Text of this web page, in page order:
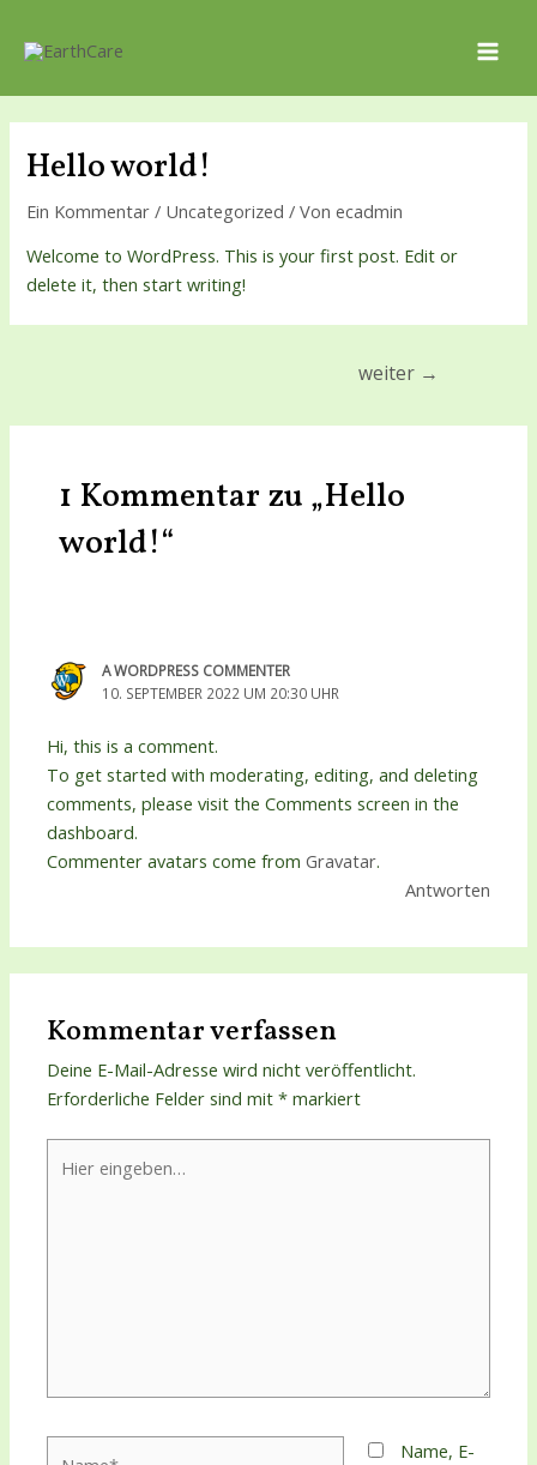
Inhalt
Hello world!
Ein Kommentar / Uncategorized / Vonecadmin
Welcome to WordPress. This is your first post. Edit or
delete it, then start writing!
weiter →
1 Kommentar zu „Hello
world!“
A WORDPRESS COMMENTER
10. SEPTEMBER 2022 UM 20:30 UHR
Hi, this is a comment.
To get started with moderating, editing, and deleting
comments, please visit the Comments screen in the
dashboard.
Commenter avatars come fromGravatar.
Antworten
Kommentar verfassen
Deine E-Mail-Adresse wird nicht veröffentlicht.
Erforderliche Felder sind mit* markiert
eingeben…
Name, E-